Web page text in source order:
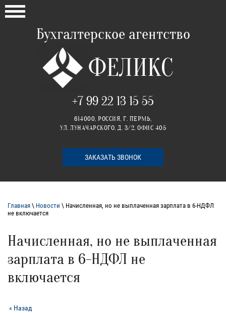
Бухгалтерское агентство
ФЕЛИКС
+7 99 22 13 15 55
614000, РОССИЯ, Г. ПЕРМЬ,
УЛ. ЛУНАЧАРСКОГО, Д. 3/2, ОФИС 405
ЗАКАЗАТЬ ЗВОНОК
Главная \ Новости \ Начисленная, но не выплаченная зарплата в 6-НДФЛ
не включается
Начисленная, но не выплаченная
зарплата в 6-НДФЛ не
включается
« Назад